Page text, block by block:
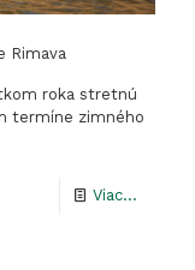
Rimava
roka stretnú
termíne zimného
Viac...